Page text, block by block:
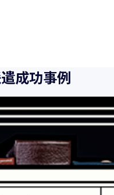
の変動等を常に認識しなが
情報の取得・利用及び提供
令、国が定める指針その他
き損などのリスクに対して
いきます。また、万一の際
情及び相談に対しては、迅
成功事例